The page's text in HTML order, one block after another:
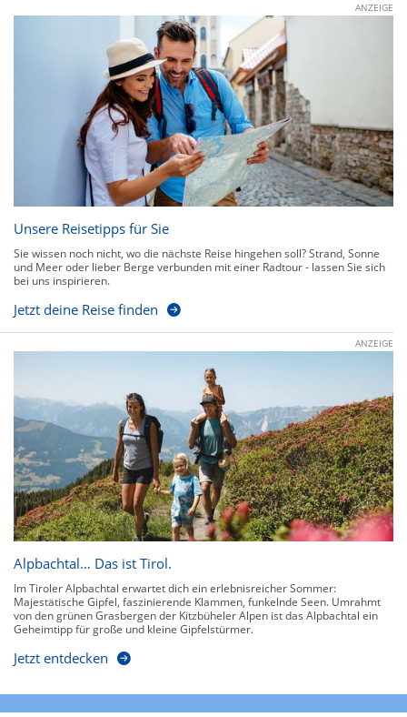
ANZEIGE
Unsere Reisetipps für Sie
Sie wissen noch nicht, wo die nächste Reise hingehen soll? Strand, Sonne
und Meer oder lieber Berge verbunden mit einer Radtour - lassen Sie sich
bei uns inspirieren.
Jetzt deine Reise finden
ANZEIGE
Alpbachtal… Das ist Tirol.
Im Tiroler Alpbachtal erwartet dich ein erlebnisreicher Sommer:
Majestätische Gipfel, faszinierende Klammen, funkelnde Seen. Umrahmt
von den grünen Grasbergen der Kitzbüheler Alpen ist das Alpbachtal ein
Geheimtipp für große und kleine Gipfelstürmer.
Jetzt entdecken